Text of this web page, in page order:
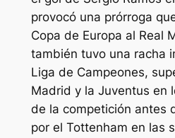
provocó una prórroga
Copa de Europa al Real
también tuvo una racha
Liga de Campeones,
Madrid y la Juventus en
de la competición antes
por el Tottenham en las